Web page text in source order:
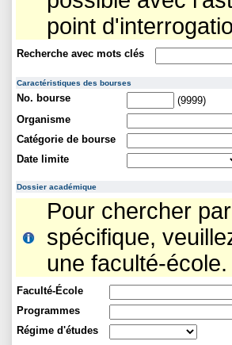
point
Recherche avec mots clés
Caractéristiques des bourses
No. bourse
(9999)
Organisme
Catégorie de bourse
Date limite
Dossier académique
Pour chercher
spécifique,
une faculté-école.
Faculté-École
Programmes
Régime d'études